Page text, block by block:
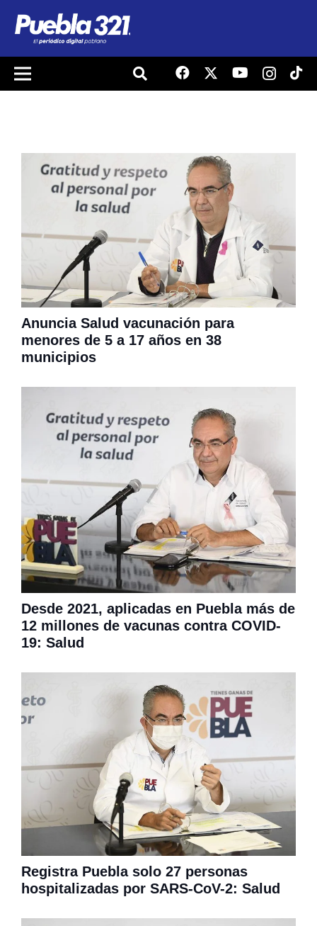
Anuncia Salud vacunación para
menores de 5 a 17 años en 38
municipios
Desde 2021, aplicadas en Puebla más de
12 millones de vacunas contra COVID-
19: Salud
Registra Puebla solo 27 personas
hospitalizadas por SARS-CoV-2: Salud